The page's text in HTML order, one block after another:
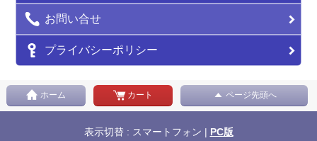
お問い合せ
プライバシーポリシー
ホーム カート ページ先頭へ
表示切替 : スマートフォン | PC版